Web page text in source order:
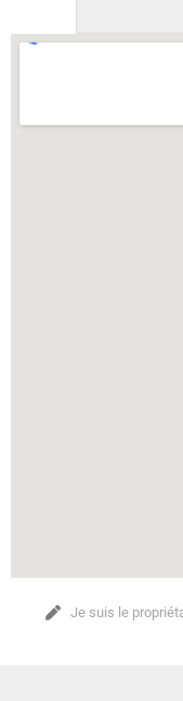
Je suis le